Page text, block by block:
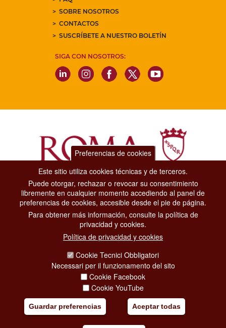
SOBRE NOSOTROS
CONTACTOS
SUSCRÍBETE A NUESTRO BOLETÍN
SIGA CON NOSOTROS:
Dipartimento Grandi Eventi, Sport, Turismo e Moda.
Via di San Basilio, 51
00187 Roma
CONTACT CENTER TEL. 06 06 08
CONTATTA LA REDAZIONE
SOCIAL MEDIA POLICY
Preferencias de cookies
Este sitio utiliza cookies técnicas y de terceros.
Puede otorgar, rechazar o revocar su consentimiento
libremente en cualquier momento accediendo al panel de
preferencias de cookies, accesible desde el pie de página.
Para obtener más información, consulte la política de
privacidad y cookies.
Política de privacidad y cookies
Cookie Tecnici Obbligatori
Necessari per il funzionamento del sito
Cookie Facebook
Cookie YouTube
Guardar preferencias Aceptar todas